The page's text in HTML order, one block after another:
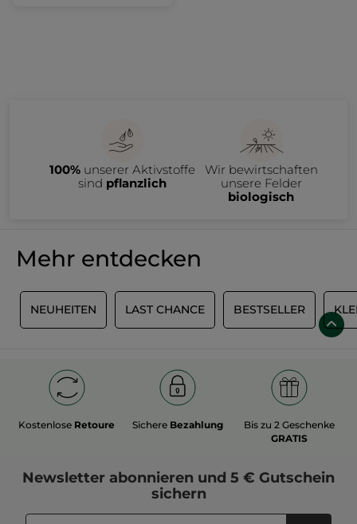
100%unserer Aktivstoffe
sind pflanzlich
Wir bewirtschaften
unsere Felder
biologisch
Mehr entdecken
NEUHEITEN LAST CHANCE BESTSELLER
Kostenlose Retoure Sichere Bezahlung
Bis zu 2 Geschenke
GRATIS
Newsletter abonnieren und 5 € Gutschein
sichern